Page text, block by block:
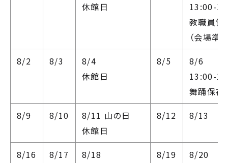
休館日
13:00-
教職員健
（会場準
8/2
8/3
8/4
休館日
8/5
8/6
13:00-
舞踊保存
8/9
8/10 8/11 山の日
休館日
8/12 8/13
8/16 8/17
8/18
8/19 8/20